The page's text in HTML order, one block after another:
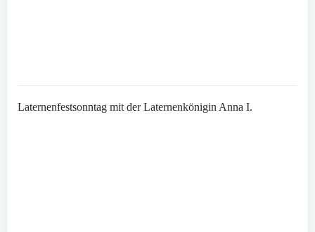
Laternenfestsonntag mit der Laternenkönigin Anna I.